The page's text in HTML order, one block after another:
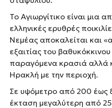
Το Αγιωργίτικο είναι μια
ελληνικές ερυθρές
Νεμέας αποκαλείται και
εξαιτίας του
παραγόμενα κρασιά αλλά
Ηρακλή με την περιοχή.
Σε υψόμετρο από 200 έως
έκταση μεγαλύτερη από